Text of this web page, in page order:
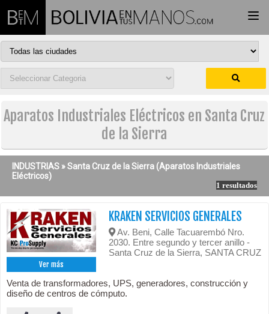
Aparatos Industriales Eléctricos en Santa Cruz
de la Sierra
INDUSTRIAS »Santa Cruz de la Sierra (Aparatos Industriales
Eléctricos)
1 resultados
Ver más
KRAKEN SERVICIOS GENERALES
Av. Beni, Calle Tacuarembó Nro.
2030. Entre segundo y tercer anillo -
Santa Cruz de la Sierra, SANTA CRUZ
Venta de transformadores, UPS, generadores, construcción y
diseño de centros de cómputo.